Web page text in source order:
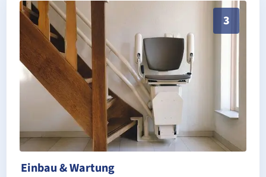
3
Schneller, sauberer Einbau durch zertifizierte
Einbau & Wartung